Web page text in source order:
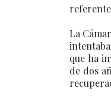
La
que ha
de dos